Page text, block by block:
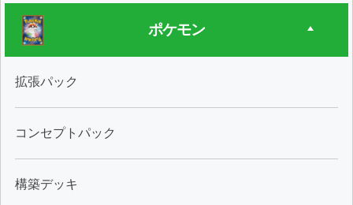
ポケモン
拡張パック
コンセプトパック
構築デッキ